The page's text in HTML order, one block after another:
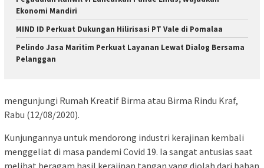
Ekonomi Mandiri
MIND ID Perkuat Dukungan Hilirisasi PT Vale di Pomalaa
Pelindo Jasa Maritim Perkuat Layanan Lewat Dialog Bersama
Pelanggan
mengunjungi Rumah Kreatif Birma atau Birma Rindu Kraf,
Rabu (12/08/2020).
Kunjungannya untuk mendorong industri kerajinan kembali
menggeliat di masa pandemi Covid 19. Ia sangat antusias saat